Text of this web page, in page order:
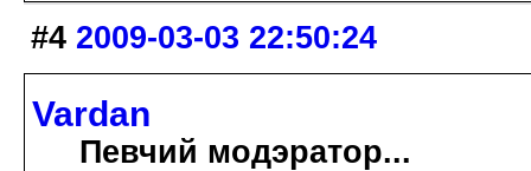
#4 2009-03-03 22:50:24
Vardan
Певчий модэратор...